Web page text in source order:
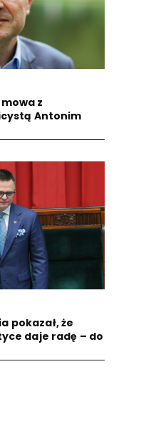
z
Antonim
pokazał, że
daje radę – do